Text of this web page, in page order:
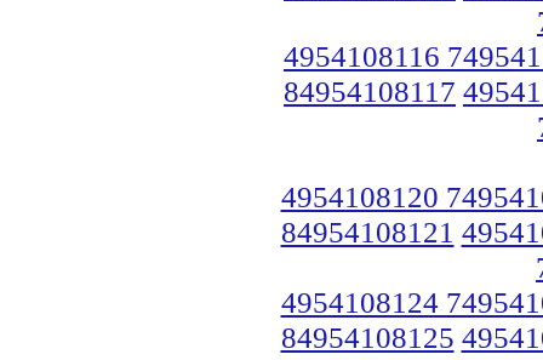
4954108116
84954108117
4954108120
84954108121
4954108124
84954108125